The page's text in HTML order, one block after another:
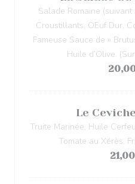
Salade Romaine
Croustillants, OEuf Dur,
Fameuse Sauce de «
Huile d’Olive.
Le
Truite Marinée, Huile
Tomate au Xérès.